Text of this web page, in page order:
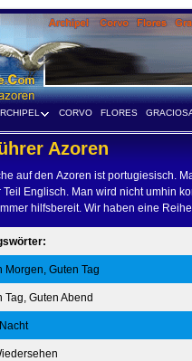
CORVO FLORES
Azoren
auf den Azoren ist portugiesisch.
Englisch. Man wird nicht umhin
hilfsbereit. Wir haben eine
Morgen, Guten Tag
Tag, Guten Abend